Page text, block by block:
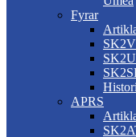
Fyrar
APRS